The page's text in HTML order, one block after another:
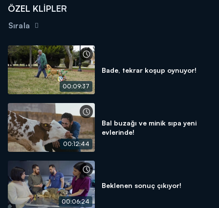
ÖZEL KLİPLER
Sırala
00:09:37
Bade, tekrar koşup oynuyor!
00:12:44
Bal buzağı ve minik sıpa yeni
evlerinde!
00:06:24
Beklenen sonuç çıkıyor!